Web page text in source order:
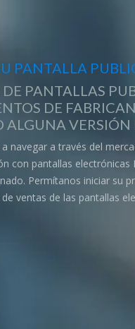
PANTALLA
PANTALLAS
DE
ALGUNA VERSIÓN
navegar a través del
con pantallas
Permítanos iniciar su
ventas de las pantallas